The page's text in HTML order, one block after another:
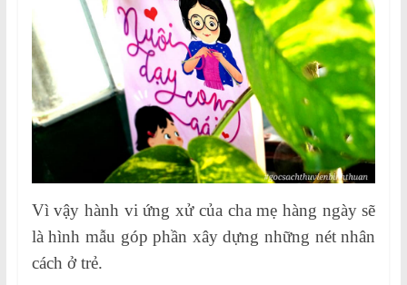
Vì vậy hành vi ứng xử của cha mẹ hàng ngày sẽ
là hình mẫu góp phần xây dựng những nét nhân
cách ở trẻ.